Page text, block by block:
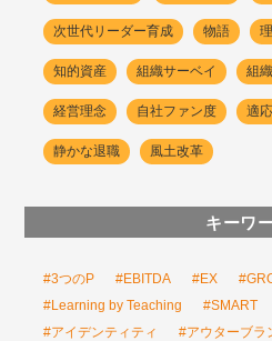
次世代リーダー育成 物語
知的資産 組織サーベイ 組
経営理念 自社ファン度 適
静かな退職 風土改革
キーワ
#3つのP #EBITDA #EX
#Learning by Teaching
#SMART
#アイデンティティ
#アウターブラ